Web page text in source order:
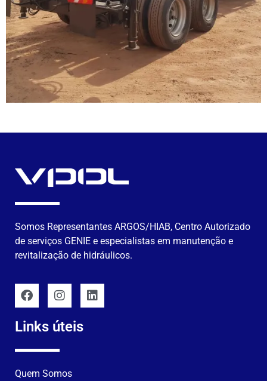
Somos Representantes ARGOS/HIAB, Centro Autorizado
de serviços GENIE e especialistas em manutenção e
revitalização de hidráulicos.
Links úteis
Quem Somos